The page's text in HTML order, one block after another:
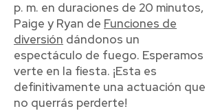
p. m. en duraciones de 20 minutos,
Paige y Ryan de Funciones de
diversión dándonos un
espectáculo de fuego. Esperamos
verte en la fiesta. ¡Esta es
definitivamente una actuación que
no querrás perderte!